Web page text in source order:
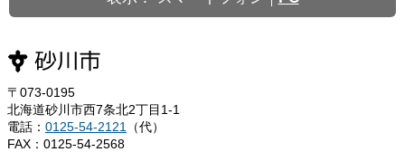
〒073-0195
北海道砂川市西7条北2丁目1-1
電話： 0125-54-2121
（代）
FAX：0125-54-2568